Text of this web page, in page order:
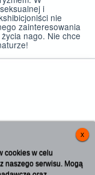
i
nie
zainteresowania
nago. Nie chce
i kulturze
OK
cookies w celu
naszego serwisu. Mogą
x